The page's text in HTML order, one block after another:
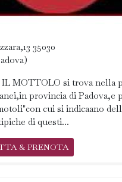
35030
IL MOTTOLO si trova nella
provincia di Padova,e
cui si indicaano
di questi...
& PRENOTA